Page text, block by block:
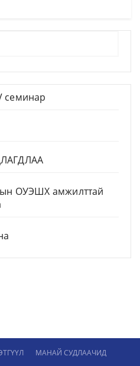
семинар
ОУЭШХ амжилттай
МАНАЙ СУДЛААЧИД